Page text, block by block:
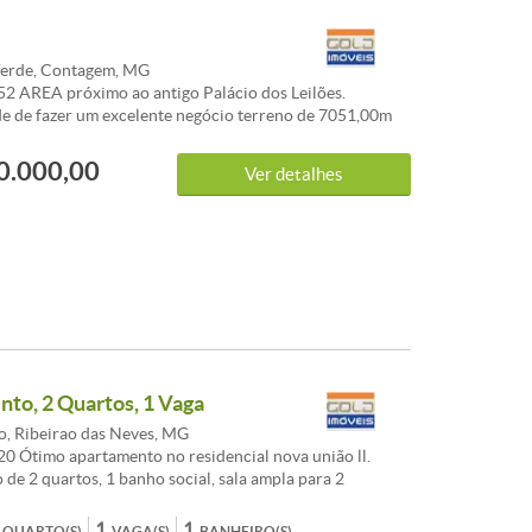
Contagem, MG
AREA próximo ao antigo Palácio dos Leilões.
de fazer um excelente negócio terreno de 7051,00m
galpões. ATUALIZADO 06-10-2020
Ver detalhes
2 Quartos, 1 Vaga
Ribeirao das Neves, MG
Ótimo apartamento no residencial nova união ll.
2 quartos, 1 banho social, sala ampla para 2
com armários - Lavabo - Interfone